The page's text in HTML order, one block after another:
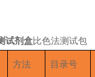
试剂盒比色法测试包
方法 目录号